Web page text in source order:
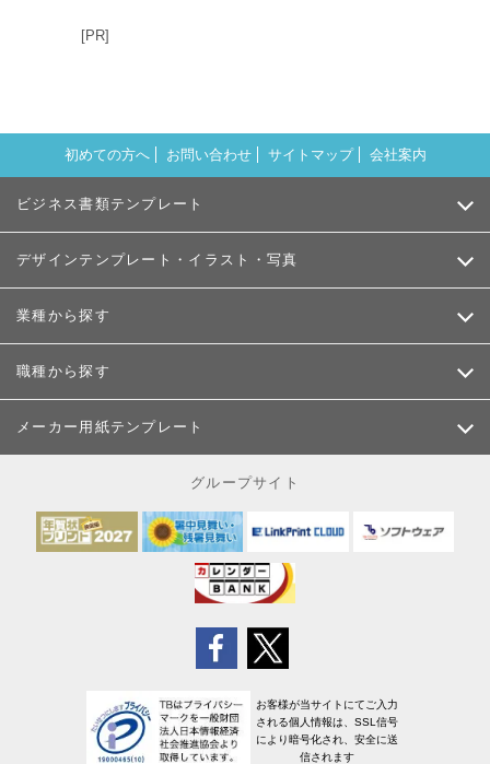
[PR]
初めての方へ お問い合わせ サイトマップ 会社案内
ビジネス書類テンプレート
デザインテンプレート・イラスト・写真
業種から探す
職種から探す
メーカー用紙テンプレート
グループサイト
お客様が当サイトにてご入力
される個人情報は、SSL信号
により暗号化され、安全に送
信されます